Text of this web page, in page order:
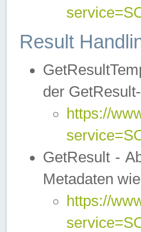
Result
der
https://
GetResult -
Metadaten
https://